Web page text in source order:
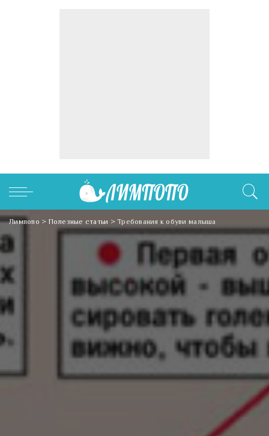
Лимпопо > Полезные статьи > Требования к обуви малыша